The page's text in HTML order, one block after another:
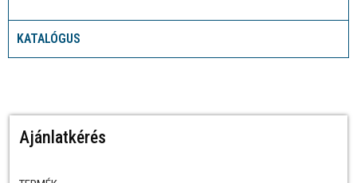
KATALÓGUS
Ajánlatkérés